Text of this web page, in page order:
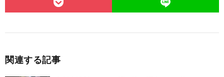
関連する記事